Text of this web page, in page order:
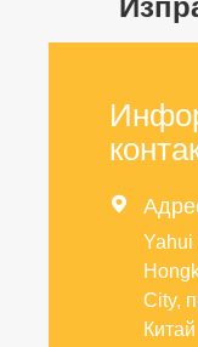

Yahui
City,
Китай